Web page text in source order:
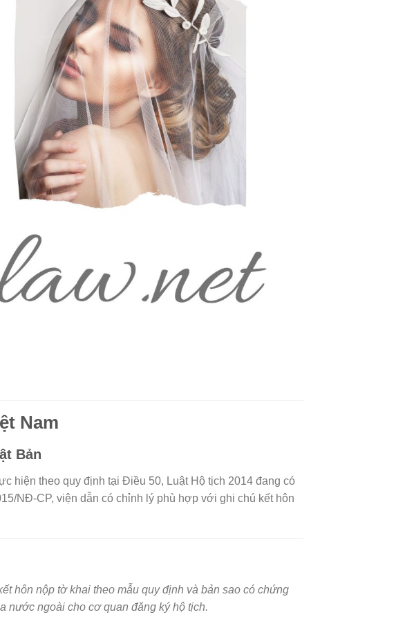
Nam
Bản
hiện theo quy định tại Điều 50, Luật Hộ tịch 2014 đang có
NĐ-CP, viện dẫn có chỉnh lý phù hợp với ghi chú kết hôn
hôn nộp tờ khai theo mẫu quy định và bản sao có chứng
nước ngoài cho cơ quan đăng ký hộ tịch.